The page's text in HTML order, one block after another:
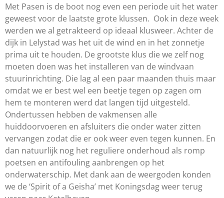
Met Pasen is de boot nog even een periode uit het water
geweest voor de laatste grote klussen. Ook in deze week
werden we al getrakteerd op ideaal klusweer. Achter de
dijk in Lelystad was het uit de wind en in het zonnetje
prima uit te houden. De grootste klus die we zelf nog
moeten doen was het installeren van de windvaan
stuurinrichting. Die lag al een paar maanden thuis maar
omdat we er best wel een beetje tegen op zagen om
hem te monteren werd dat langen tijd uitgesteld.
Ondertussen hebben de vakmensen alle
huiddoorvoeren en afsluiters die onder water zitten
vervangen zodat die er ook weer even tegen kunnen. En
dan natuurlijk nog het reguliere onderhoud als romp
poetsen en antifouling aanbrengen op het
onderwaterschip. Met dank aan de weergoden konden
we de ‘Spirit of a Geisha’ met Koningsdag weer terug